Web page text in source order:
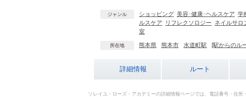
ジャンル ショッピング 美容･健康･ヘルスケア 学
ルスケア
リフレクソロジー ネイルサロ
室
所在地 熊本県 熊本市 水道町駅 [駅からのル
詳細情報 ルート
ソレイユ・ローズ・アカデミーの詳細情報ページでは、電話番号・住